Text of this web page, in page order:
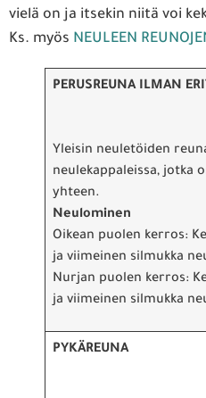
vielä on ja itsekin niitä voi
Ks. myös NEULEEN
PERUSREUNA ILMAN
Yleisin neuletöiden
neulekappaleissa, jotka
yhteen.
Neulominen
Oikean puolen kerros:
ja viimeinen silmukka
Nurjan puolen kerros:
ja viimeinen silmukka
PYKÄREUNA